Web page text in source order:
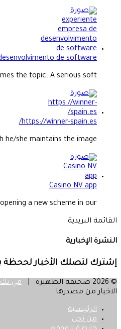
de software
the topic. A serious soft...
https://winner-spain.es/
she maintains the image...
Casino NV app
a new scheme in our...
القائمة البريدية
النشرة الإخبارية
إشترك لتصلك الأخبار لححظة
© 2026 صحيفة الظهيرة |
مي تك
الاخبار من مصدرها
الرئيسية
من نحن